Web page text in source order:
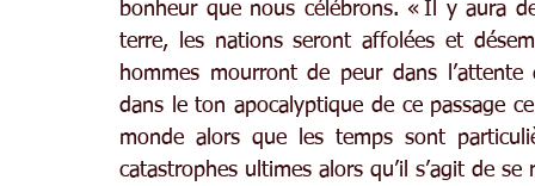
bonheur que nous célébrons. « Il y aura
terre, les nations seront affolées et
hommes mourront de peur dans
dans le ton apocalyptique de ce passage
monde alors que les temps sont
catastrophes ultimes alors qu’il s’agit de